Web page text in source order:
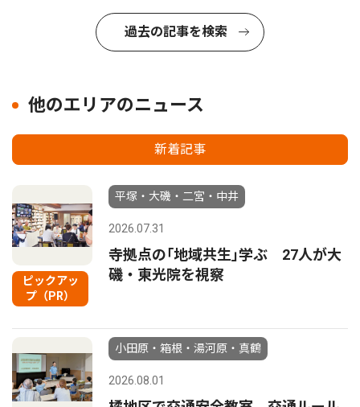
過去の記事を検索
他のエリアのニュース
新着記事
ピックアッ
プ（PR）
平塚・大磯・二宮・中井
2026.07.31
寺拠点の｢地域共生｣学ぶ 27人が大
磯・東光院を視察
小田原・箱根・湯河原・真鶴
2026.08.01